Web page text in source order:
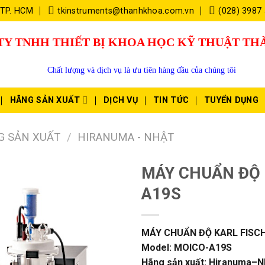
HCM tkinstruments@thanhkhoa.com.vn (028) 3987
TNHH THIẾT BỊ KHOA HỌC KỸ THUẬT
Chất lượng và dịch vụ là ưu tiên hàng đầu của chúng tôi
HÃNG SẢN XUẤT DỊCH VỤ TIN TỨC TUYỂN DỤNG
SẢN XUẤT / HIRANUMA - NHẬT
MÁY CHUẨN
A19S
MÁY CHUẨN ĐỘ KARL
Model: MOICO-A19S
Hãng sản xuất: